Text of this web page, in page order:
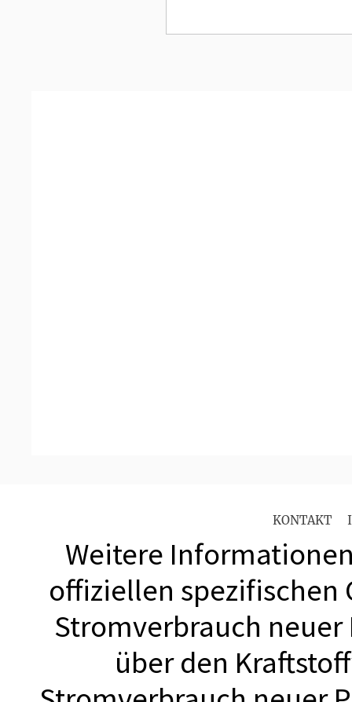
KONTAKT
Weitere
offiziellen spezifischen
Stromverbrauch
über den